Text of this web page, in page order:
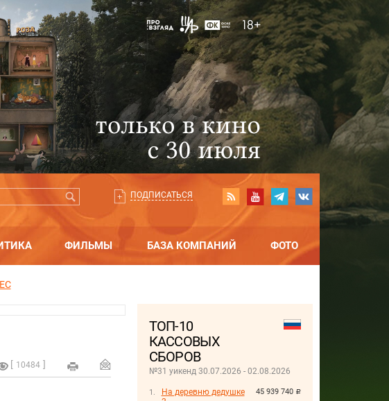
ПОДПИСАТЬСЯ
ФИЛЬМЫ БАЗА КОМПАНИЙ ФОТО
ТОП-10
КАССОВЫХ
СБОРОВ
№31 уикенд 30.07.2026 - 02.08.2026
45 939 740 руб.
На деревню дедушке
10484